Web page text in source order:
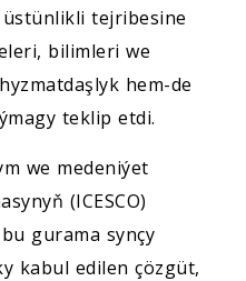
üstünlikli tejribesine
bilimleri we
hem-de
teklip etdi.
we medeniýet
(ICESCO)
gurama synçy
kabul edilen çözgüt,